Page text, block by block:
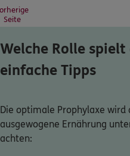
Seite
Welche Rolle spielt
einfache Tipps
Die optimale Prophylaxe wird
ausgewogene Ernährung
achten: